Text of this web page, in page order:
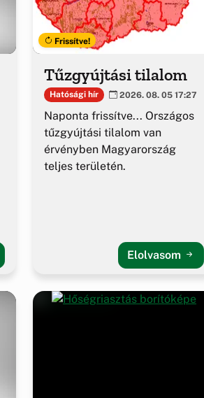
Frissítve!
Tűzgyújtási tilalom
Hatósági hír 2026. 08. 05 17:27
Naponta frissítve... Országos
tűzgyújtási tilalom van
érvényben Magyarország
teljes területén.
Elolvasom